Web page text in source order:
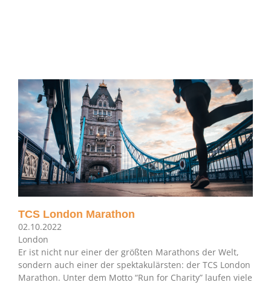
TCS London Marathon
02.10.2022
London
Er ist nicht nur einer der größten Marathons der Welt,
sondern auch einer der spektakulärsten: der TCS London
Marathon. Unter dem Motto “Run for Charity” laufen viele